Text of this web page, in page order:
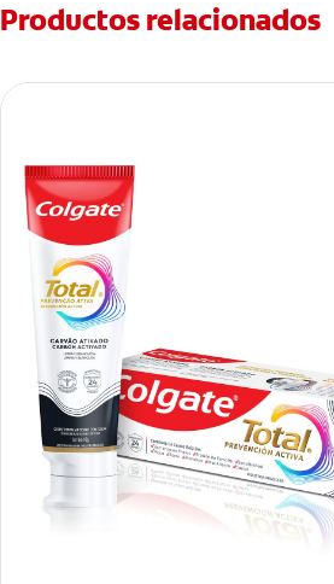
Productos relacionados